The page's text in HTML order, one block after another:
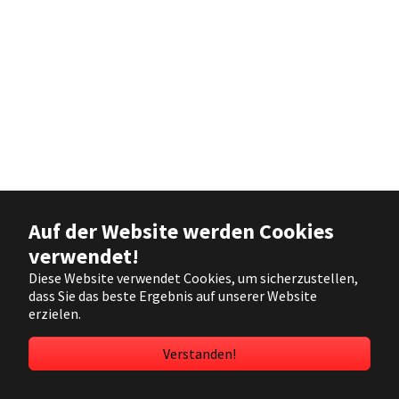
Auf der Website werden Cookies
verwendet!
Diese Website verwendet Cookies, um sicherzustellen,
dass Sie das beste Ergebnis auf unserer Website
erzielen.
Verstanden!